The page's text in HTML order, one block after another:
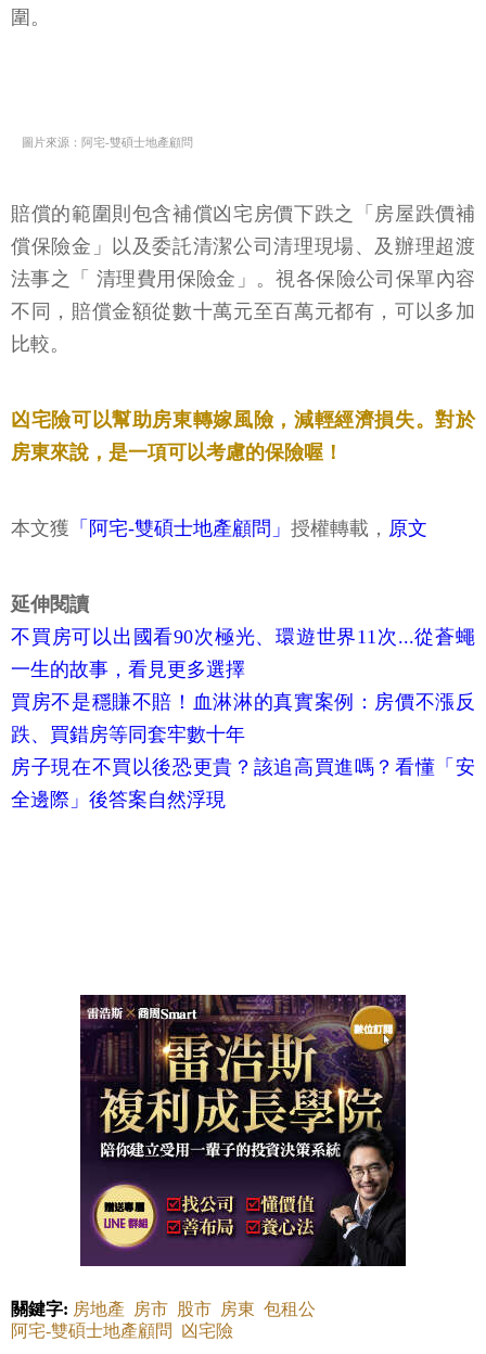
圍。
圖片來源：阿宅-雙碩士地產顧問
賠償的範圍則包含補償凶宅房價下跌之「房屋跌價補
償保險金」以及委託清潔公司清理現場、及辦理超渡
法事之「 清理費用保險金」。視各保險公司保單內容
不同，賠償金額從數十萬元至百萬元都有，可以多加
比較。
凶宅險可以幫助房東轉嫁風險，減輕經濟損失。對於
房東來說，是一項可以考慮的保險喔！
本文獲 「阿宅-雙碩士地產顧問」 授權轉載， 原文
延伸閱讀
不買房可以出國看90次極光、環遊世界11次...從蒼蠅
一生的故事，看見更多選擇
買房不是穩賺不賠！血淋淋的真實案例：房價不漲反
跌、買錯房等同套牢數十年
房子現在不買以後恐更貴？該追高買進嗎？看懂「安
全邊際」後答案自然浮現
關鍵字: 房地產 房市 股市 房東 包租公
阿宅-雙碩士地產顧問
凶宅險